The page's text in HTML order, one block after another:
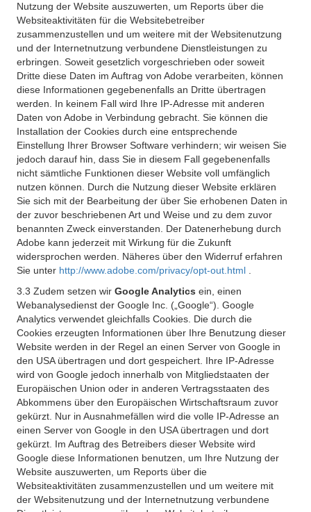
Nutzung der Website auszuwerten, um Reports über die
Websiteaktivitäten für die Websitebetreiber
zusammenzustellen und um weitere mit der Websitenutzung
und der Internetnutzung verbundene Dienstleistungen zu
erbringen. Soweit gesetzlich vorgeschrieben oder soweit
Dritte diese Daten im Auftrag von Adobe verarbeiten, können
diese Informationen gegebenenfalls an Dritte übertragen
werden. In keinem Fall wird Ihre IP-Adresse mit anderen
Daten von Adobe in Verbindung gebracht. Sie können die
Installation der Cookies durch eine entsprechende
Einstellung Ihrer Browser Software verhindern; wir weisen Sie
jedoch darauf hin, dass Sie in diesem Fall gegebenenfalls
nicht sämtliche Funktionen dieser Website voll umfänglich
nutzen können. Durch die Nutzung dieser Website erklären
Sie sich mit der Bearbeitung der über Sie erhobenen Daten in
der zuvor beschriebenen Art und Weise und zu dem zuvor
benannten Zweck einverstanden. Der Datenerhebung durch
Adobe kann jederzeit mit Wirkung für die Zukunft
widersprochen werden. Näheres über den Widerruf erfahren
Sie unter http://www.adobe.com/privacy/opt-out.html
3.3 Zudem setzen wir Google Analytics ein, einen
Webanalysedienst der Google Inc. („Google“). Google
Analytics verwendet gleichfalls Cookies. Die durch die
Cookies erzeugten Informationen über Ihre Benutzung dieser
Website werden in der Regel an einen Server von Google in
den USA übertragen und dort gespeichert. Ihre IP-Adresse
wird von Google jedoch innerhalb von Mitgliedstaaten der
Europäischen Union oder in anderen Vertragsstaaten des
Abkommens über den Europäischen Wirtschaftsraum zuvor
gekürzt. Nur in Ausnahmefällen wird die volle IP-Adresse an
einen Server von Google in den USA übertragen und dort
gekürzt. Im Auftrag des Betreibers dieser Website wird
Google diese Informationen benutzen, um Ihre Nutzung der
Website auszuwerten, um Reports über die
Websiteaktivitäten zusammenzustellen und um weitere mit
der Websitenutzung und der Internetnutzung verbundene